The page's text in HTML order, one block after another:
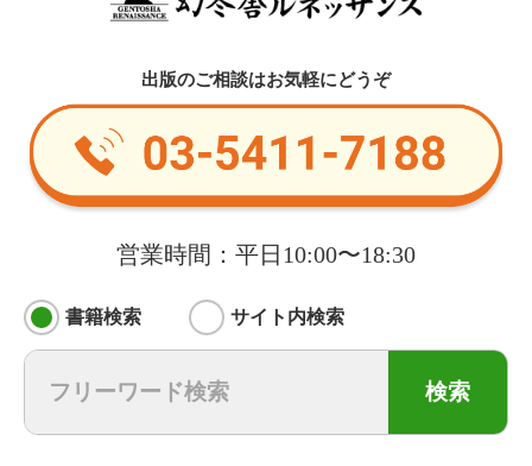
出版のご相談はお気軽にどうぞ
営業時間：平日10:00〜18:30
書籍検索 サイト内検索
検索